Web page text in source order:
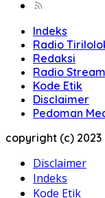
Indeks
Radio
Redaksi
Radio
Kode Etik
Disclaimer
Pedoman
copyright (c)
Disclaimer
Indeks
Kode Etik